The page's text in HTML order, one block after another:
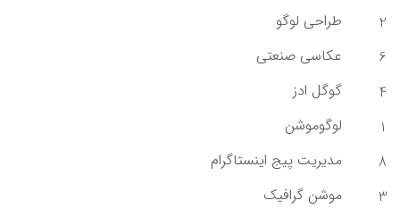
2
طراحی لوگو
6
عکاسی صنعتی
4
گوگل ادز
1
لوگوموشن
8
مدیریت پیج اینستاگرام
3
موشن گرافیک